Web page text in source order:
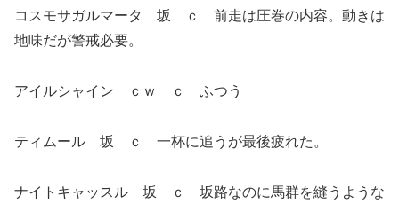
コスモサガルマータ 坂 ｃ 前走は圧巻の内容。動きは
地味だが警戒必要。
アイルシャイン ｃｗ ｃ ふつう
ティムール 坂 ｃ 一杯に追うが最後疲れた。
ナイトキャッスル 坂 ｃ 坂路なのに馬群を縫うような